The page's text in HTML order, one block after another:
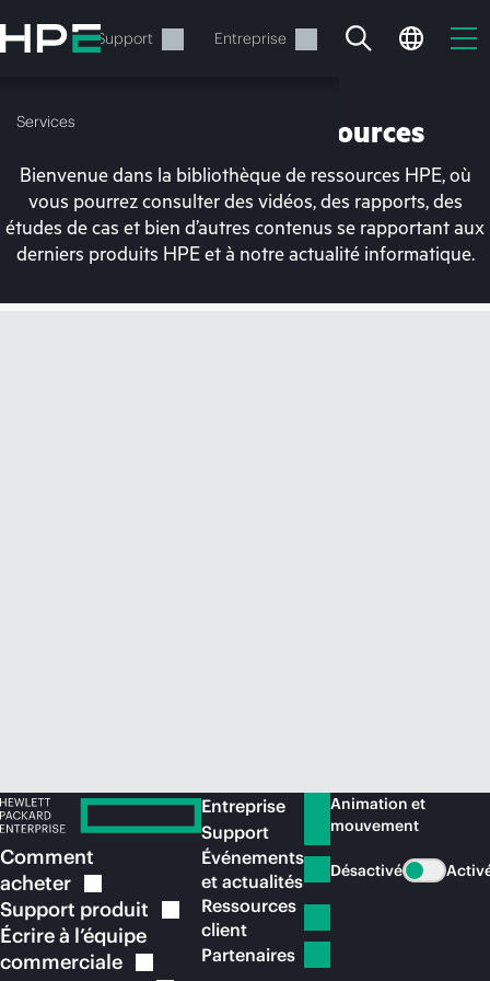
au
contenu
Services Support Entreprise
Services
Votre panier est
Bibliothèque de ressources
Bienvenue dans la bibliothèque de ressources HPE, où
vous pourrez consulter des vidéos, des rapports, des
études de cas et bien d’autres contenus se rapportant aux
derniers produits HPE et à notre actualité informatique.
Comment
acheter
Support produit
Écrire à l’équipe
commerciale
Entreprise
Support
Événements
et actualités
Ressources
client
Partenaires
Animation et
mouvement
Désactivé